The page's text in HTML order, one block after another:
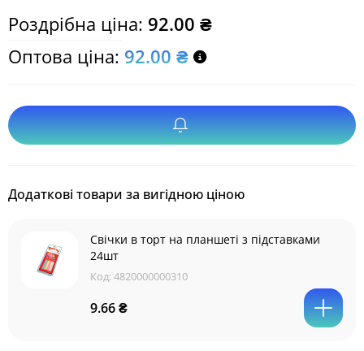
Роздрібна ціна: 92.00 ₴
Оптова ціна: 92.00 ₴
Додаткові товари за вигідною ціною
Свічки в торт на планшеті з підставками
24шт
Код:4820000000310
9.66 ₴